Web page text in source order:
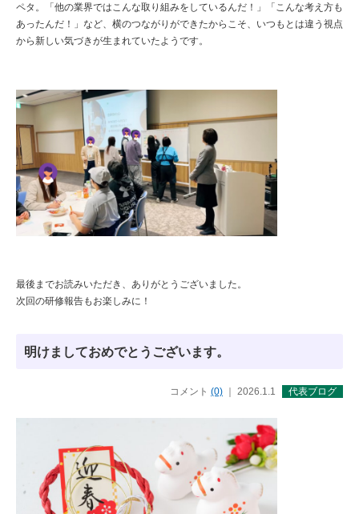
ペタ。「他の業界ではこんな取り組みをしているんだ！」「こんな考え方も
あったんだ！」など、横のつながりができたからこそ、いつもとは違う視点
から新しい気づきが生まれていたようです。
最後までお読みいただき、ありがとうございました。
次回の研修報告もお楽しみに！
明けましておめでとうございます。
コメント (0) ｜ 2026.1.1 代表ブログ